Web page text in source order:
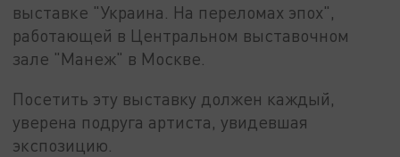
выставке "Украина. На переломах эпох",
работающей в Центральном выставочном
зале "Манеж" в Москве.
Посетить эту выставку должен каждый,
уверена подруга артиста, увидевшая
экспозицию.